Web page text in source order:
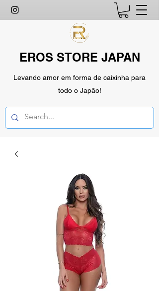
EROS STORE JAPAN
Levando amor em forma de caixinha para
todo o Japão!